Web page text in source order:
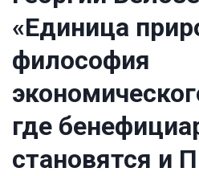
«Единица
философия
где
становятся и